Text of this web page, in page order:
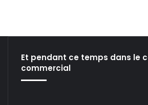
Et pendant ce temps dans le
commercial